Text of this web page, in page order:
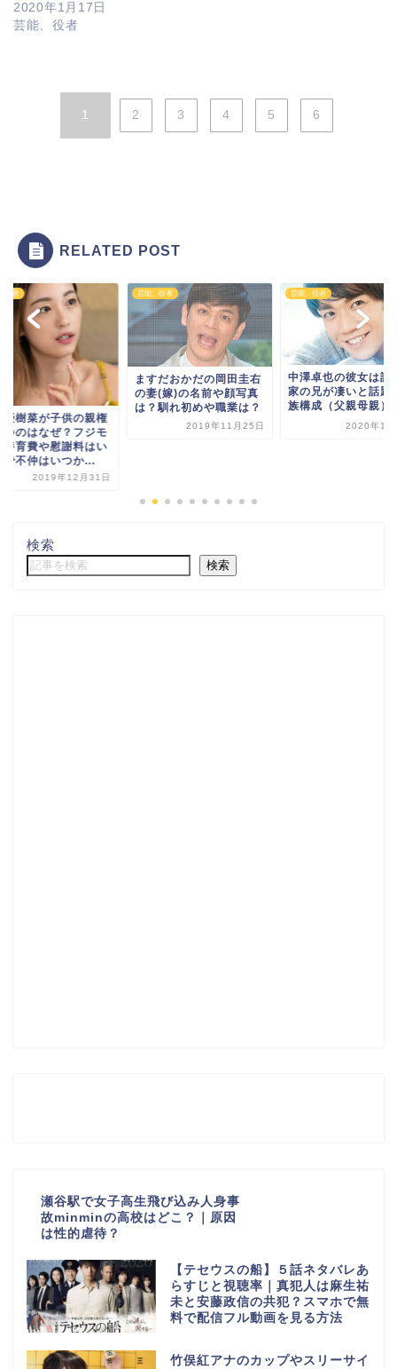
2020年1月17日
芸能、役者
1 2 3 4 5 6
RELATED POST
役者
優樹菜が子供の親権
つのはなぜ？フジモ
養育費や慰謝料はい
で不仲はいつか...
2019年12月31日
芸能、役者
ますだおかだの岡田圭右
の妻(嫁)の名前や顔写真
は？馴れ初めや職業は？
2019年11月25日
芸能、役者
中澤卓也の彼女は誰
家の兄が凄いと話題
族構成（父親母親）
2020年1
検索
検索
瀬谷駅で女子高生飛び込み人身事
故minminの高校はどこ？｜原因
は性的虐待？
【テセウスの船】５話ネタバレあ
らすじと視聴率｜真犯人は麻生祐
未と安藤政信の共犯？スマホで無
料で配信フル動画を見る方法
竹俣紅アナのカップやスリーサイ